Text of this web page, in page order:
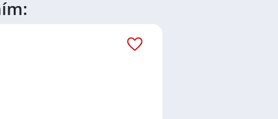
čas porozhlédnout se po nové